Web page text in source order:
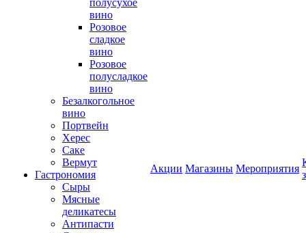
полусухое
вино
Розовое
сладкое
вино
Розовое
полусладкое
вино
Безалкогольное
вино
Портвейн
Херес
Саке
Вермут
Гастрономия
Сыры
Мясные
деликатесы
Антипасти
Акции Магазины Мероприятия